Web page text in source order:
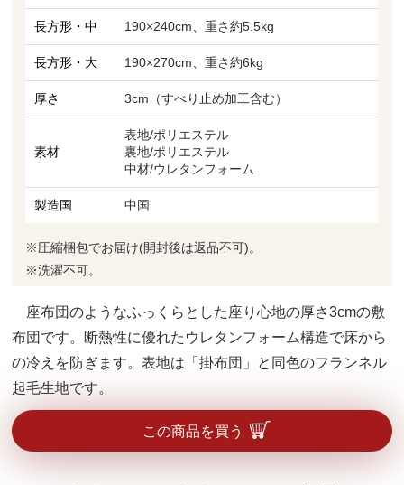
長方形・中 190×240cm、重さ約5.5kg
長方形・大 190×270cm、重さ約6kg
厚さ 3cm（すべり止め加工含む）
素材
表地/ポリエステル
裏地/ポリエステル
中材/ウレタンフォーム
製造国 中国
※圧縮梱包でお届け(開封後は返品不可)。
※洗濯不可。
座布団のようなふっくらとした座り心地の厚さ3cmの敷
布団です。断熱性に優れたウレタンフォーム構造で床から
の冷えを防ぎます。表地は「掛布団」と同色のフランネル
起毛生地です。
この商品を買う